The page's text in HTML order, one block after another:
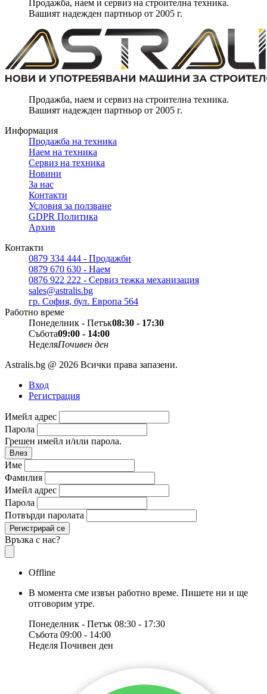
Продажба, наем и сервиз на строителна техника.
Вашият надежден партньор от 2005 г.
Продажба, наем и сервиз на строителна техника.
Вашият надежден партньор от 2005 г.
Информация
Продажба на техника
Наем на техника
Сервиз на техника
Новини
За нас
Контакти
Условия за ползване
GDPR Политика
Архив
Контакти
0879 334 444 - Продажби
0879 670 630 - Наем
0876 922 222 - Сервиз тежка механизация
sales@astralis.bg
гр. София, бул. Европа 564
Работно време
Понеделник - Петък08:30 - 17:30
Събота09:00 - 14:00
НеделяПочивен ден
Astralis.bg @ 2026 Всички права запазени.
Вход
Регистрация
Имейл адрес
Парола
Грешен имейл и/или парола.
Влез
Име
Фамилия
Имейл адрес
Парола
Потвърди паролата
Регистрирай се
Връзка с нас?
Offline
В момента сме извън работно време. Пишете ни и ще
отговорим утре.
Понеделник - Петък 08:30 - 17:30
Събота 09:00 - 14:00
Неделя Почивен ден